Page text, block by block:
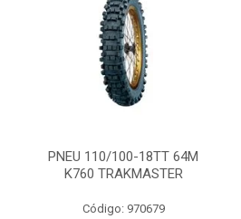
PNEU 110/100-18TT 64M
K760 TRAKMASTER
Código: 970679